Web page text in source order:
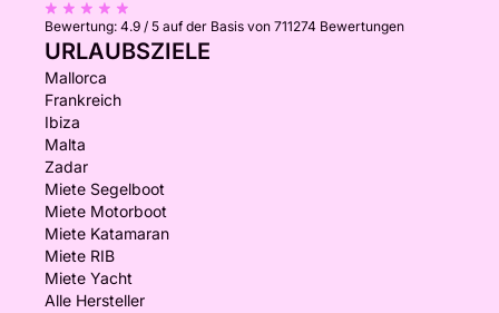
Bewertung: 4.9 / 5 auf der Basis von 711274 Bewertungen
URLAUBSZIELE
Mallorca
Frankreich
Ibiza
Malta
Zadar
Miete Segelboot
Miete Motorboot
Miete Katamaran
Miete RIB
Miete Yacht
Alle Hersteller